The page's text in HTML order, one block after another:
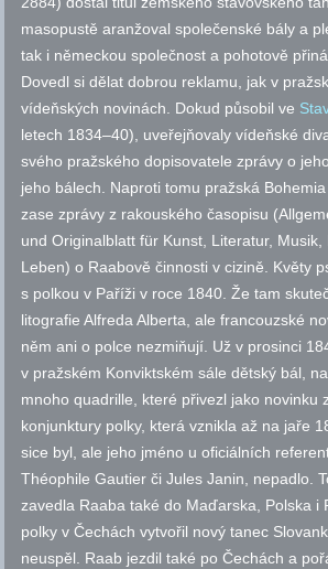
masopustě aranžoval společenské bály a
tak i německou společnost a pohotově
Dovedl si dělat dobrou reklamu, jak v
vídeňských novinách. Dokud působil ve
letech 1834–40), uveřejňovaly vídeňské
svého pražského dopisovatele zprávy o
jeho bálech. Naproti tomu pražská
zase zprávy z rakouského časopisu
und Originalblatt für Kunst, Literatur,
Leben) o Raabově činnosti v cizině. Květy
s polkou v Paříži v roce 1840. Že tam
litografie Alfreda Alberta, ale francouzské
něm ani o polce nezmiňují. Už v prosinci
v pražském Konviktském sále dětský bál,
mnoho quadrille, které přivezl jako novinku
konjunktury polky, která vznikla až na jaře
sice byl, ale jeho jméno u oficiálních
Théophile Gautier či Jules Janin, nepadlo.
zavedla Raaba také do Maďarska, Polska i
polky v Čechách vytvořil nový tanec
neuspěl. Raab jezdil také po Čechách a